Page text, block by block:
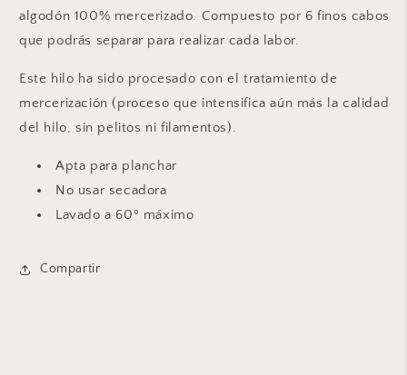
algodón 100% mercerizado. Compuesto por 6 finos cabos
que podrás separar para realizar cada labor.
Este hilo ha sido procesado con el tratamiento de
mercerización (proceso que intensifica aún más la calidad
del hilo, sin pelitos ni filamentos).
Apta para planchar
No usar secadora
Lavado a 60º máximo
Compartir